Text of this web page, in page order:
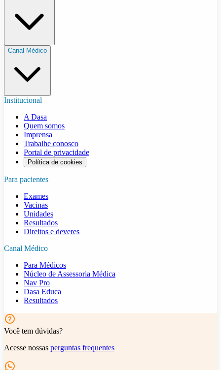
Canal Médico
Institucional
A Dasa
Quem somos
Imprensa
Trabalhe conosco
Portal de privacidade
Política de cookies
Para pacientes
Exames
Vacinas
Unidades
Resultados
Direitos e deveres
Canal Médico
Para Médicos
Núcleo de Assessoria Médica
Nav Pro
Dasa Educa
Resultados
Você tem dúvidas?
Acesse nossas perguntas frequentes